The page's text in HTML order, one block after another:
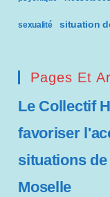
sexualité situation
Pages Et
Le Collectif
favoriser
situations
Moselle